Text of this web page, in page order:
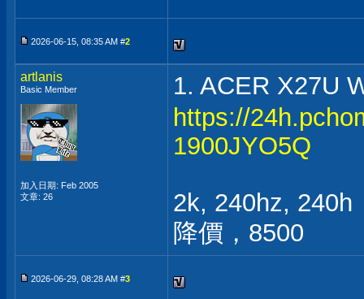
2026-06-15, 08:35 AM #2
artlanis
Basic Member
加入日期: Feb 2005
文章: 26
1. ACER X27U
https://
1900JYO5Q
2k, 240hz, 240h
降價，8500
2026-06-29, 08:28 AM #3